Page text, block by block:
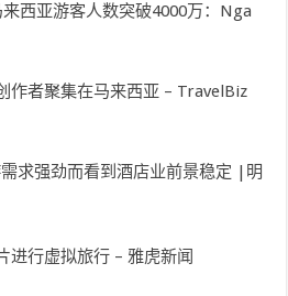
西亚游客人数突破4000万：Nga
作者聚集在马来西亚 – TravelBiz
求强劲而看到酒店业前景稳定 |明
进行虚拟旅行 – 雅虎新闻